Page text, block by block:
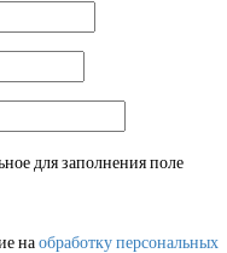
для заполнения поле
наобработку персональных